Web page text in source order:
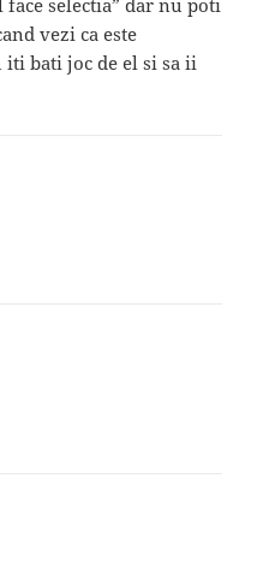
face selectia” dar nu poti
vezi ca este
iti bati joc de el si sa ii